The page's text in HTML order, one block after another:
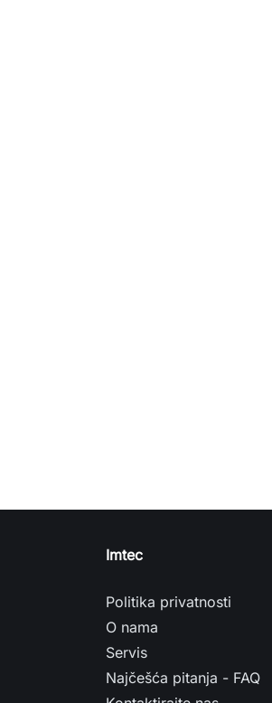
Imtec
Politika privatnosti
O nama
Servis
Najčešća pitanja - FAQ